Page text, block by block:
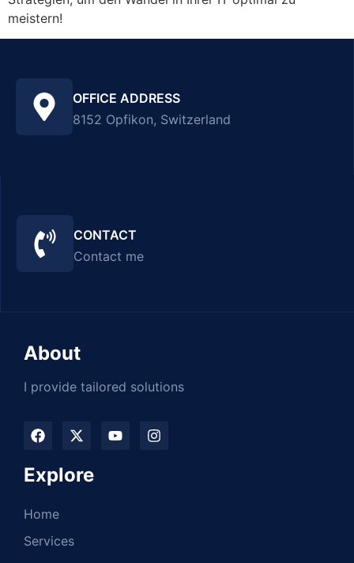
meistern!
OFFICE ADDRESS
8152 Opfikon, Switzerland
CONTACT
Contact me
About
I provide tailored solutions
Explore
Home
Services